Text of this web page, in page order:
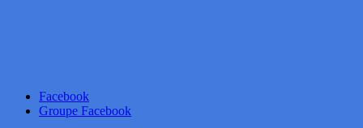
Facebook
Groupe Facebook